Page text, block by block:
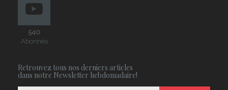
540
Abonnés
Retrouvez tous nos derniers articles
dans notre Newsletter hebdomadaire!